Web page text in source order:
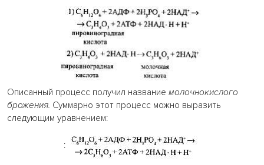
Описанный процесс получил название молочнокислого
брожения. Суммарно этот процесс можно выразить
следующим уравнением:
: